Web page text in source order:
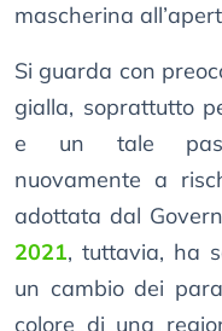
mascherina
Si guarda con
gialla, soprattutto
e un tale
nuovamente a
adottata dal
2021, tuttavia, ha
un cambio dei
colore di una